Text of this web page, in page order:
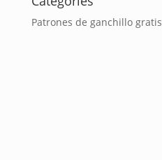
Patrones de ganchillo gratis